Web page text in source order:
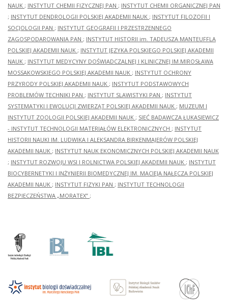
NAUK ; INSTYTUT CHEMII FIZYCZNEJ PAN ; INSTYTUT CHEMII ORGANICZNEJ PAN
; INSTYTUT DENDROLOGII POLSKIEJ AKADEMII NAUK ; INSTYTUT FILOZOFII I
SOCJOLOGII PAN ; INSTYTUT GEOGRAFII I PRZESTRZENNEGO
ZAGOSPODAROWANIA PAN ; INSTYTUT HISTORII im. TADEUSZA MANTEUFFLA
POLSKIEJ AKADEMII NAUK ; INSTYTUT JĘZYKA POLSKIEGO POLSKIEJ AKADEMII
NAUK ; INSTYTUT MEDYCYNY DOŚWIADCZALNEJ I KLINICZNEJ IM.MIROSŁAWA
MOSSAKOWSKIEGO POLSKIEJ AKADEMII NAUK ; INSTYTUT OCHRONY
PRZYRODY POLSKIEJ AKADEMII NAUK ; INSTYTUT PODSTAWOWYCH
PROBLEMÓW TECHNIKI PAN ; INSTYTUT SLAWISTYKI PAN ; INSTYTUT
SYSTEMATYKI I EWOLUCJI ZWIERZĄT POLSKIEJ AKADEMII NAUK ; MUZEUM I
INSTYTUT ZOOLOGII POLSKIEJ AKADEMII NAUK ; SIEĆ BADAWCZA ŁUKASIEWICZ
- INSTYTUT TECHNOLOGII MATERIAŁÓW ELEKTRONICZNYCH ; INSTYTUT
HISTORII NAUKI IM. LUDWIKA I ALEKSANDRA BIRKENMAJERÓW POLSKIEJ
AKADEMII NAUK ; INSTYTUT NAUK EKONOMICZNYCH POLSKIEJ AKADEMII NAUK
; INSTYTUT ROZWOJU WSI I ROLNICTWA POLSKIEJ AKADEMII NAUK ; INSTYTUT
BIOCYBERNETYKI I INŻYNIERII BIOMEDYCZNEJ IM. MACIEJA NAŁĘCZA POLSKIEJ
AKADEMII NAUK ; INSTYTUT FIZYKI PAN ; INSTYTUT TECHNOLOGII
BEZPIECZEŃSTWA „MORATEX” ;